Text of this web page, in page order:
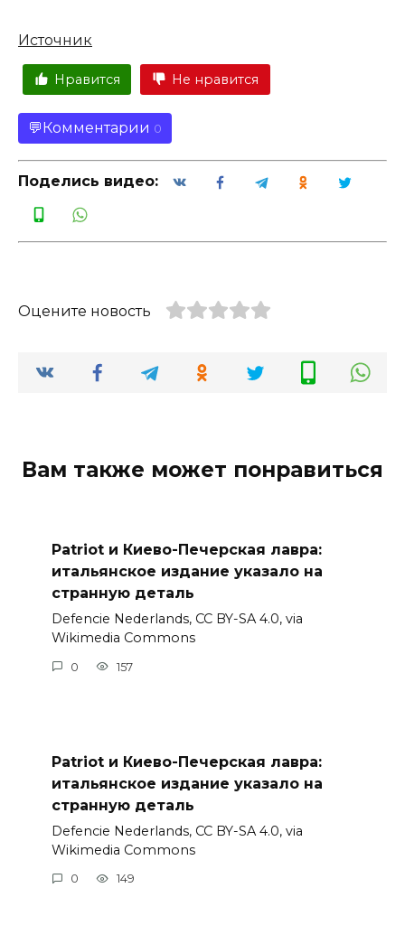
Источник
Нравится Не нравится
Комментарии 0
Поделись видео:
Оцените новость
Вам также может понравиться
Patriot и Киево-Печерская лавра:
итальянское издание указало на
странную деталь
Defencie Nederlands, CC BY-SA 4.0, via
Wikimedia Commons
0 157
Patriot и Киево-Печерская лавра:
итальянское издание указало на
странную деталь
Defencie Nederlands, CC BY-SA 4.0, via
Wikimedia Commons
0 149